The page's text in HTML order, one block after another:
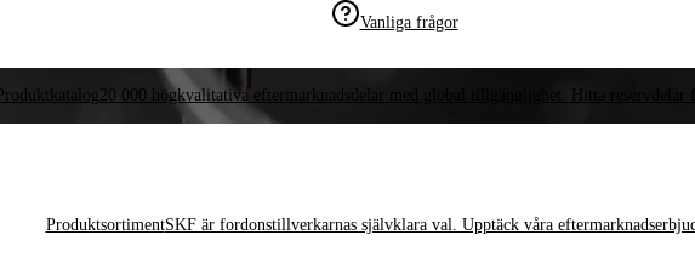
Vanliga frågor
Produktkatalog20 000 högkvalitativa eftermarknadsdelar med global tillgänglighet. Hitta reservdelar
ProduktsortimentSKF är fordonstillverkarnas självklara val. Upptäck våra